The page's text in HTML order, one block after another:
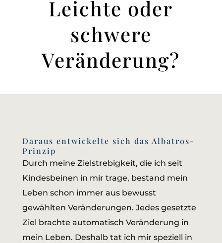
Leichte oder
schwere
Veränderung?
Daraus entwickelte sich das Albatros-
Prinzip
Durch meine Zielstrebigkeit, die ich seit
Kindesbeinen in mir trage, bestand mein
Leben schon immer aus bewusst
gewählten Veränderungen. Jedes gesetzte
Ziel brachte automatisch Veränderung in
mein Leben. Deshalb tat ich mir speziell in